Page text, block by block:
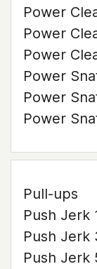
Power
Power
Power
Power
Power
Power
Pull-ups
Push Jerk
Push Jerk
Push Jerk